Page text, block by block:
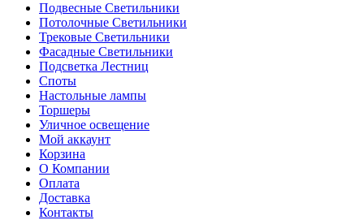
Подвесные Светильники
Потолочные Светильники
Трековые Светильники
Фасадные Светильники
Подсветка Лестниц
Споты
Настольные лампы
Торшеры
Уличное освещение
Мой аккаунт
Корзина
О Компании
Оплата
Доставка
Контакты